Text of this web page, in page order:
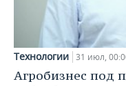
Технологии 31 июл,
Агробизнес под